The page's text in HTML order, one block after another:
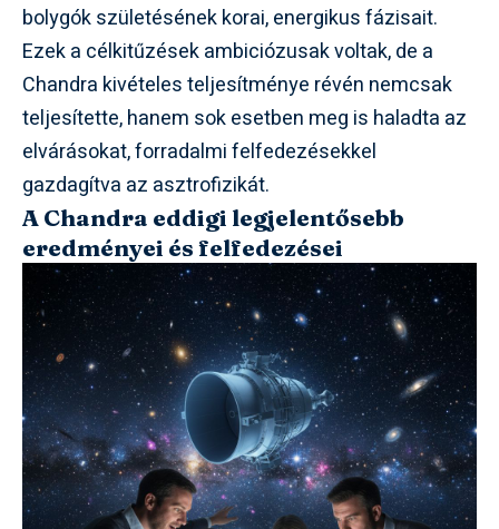
bolygók születésének korai, energikus fázisait.
Ezek a célkitűzések ambiciózusak voltak, de a
Chandra kivételes teljesítménye révén nemcsak
teljesítette, hanem sok esetben meg is haladta az
elvárásokat, forradalmi felfedezésekkel
gazdagítva az asztrofizikát.
A Chandra eddigi legjelentősebb
eredményei és felfedezései